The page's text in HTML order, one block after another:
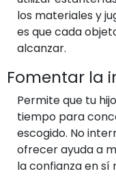
los materiales y
es que cada
alcanzar.
Fomentar la
Permite que tu
tiempo para
escogido. No
ofrecer ayuda a
la confianza en sí